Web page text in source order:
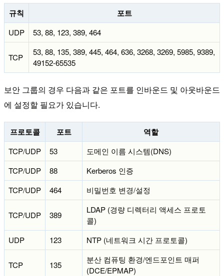
규칙 포트
UDP 53, 88, 123, 389, 464
TCP
53, 88, 135, 389, 445, 464, 636, 3268, 3269, 5985, 9389,
49152-65535
보안 그룹의 경우 다음과 같은 포트를 인바운드 및 아웃바운드
에 설정할 필요가 있습니다.
프로토콜 포트 역할
TCP/UDP 53
도메인 이름 시스템(DNS)
TCP/UDP
88
Kerberos 인증
TCP/UDP
464 비밀번호 변경/설정
TCP/UDP 389
LDAP (경량 디렉터리 액세스 프로토
콜)
UDP
123 NTP (네트워크 시간 프로토콜)
TCP 135
분산 컴퓨팅 환경/엔드포인트 매퍼
(DCE/EPMAP)